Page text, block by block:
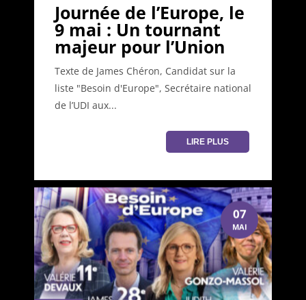
Journée de l’Europe, le
9 mai : Un tournant
majeur pour l’Union
Texte de James Chéron, Candidat sur la
liste "Besoin d'Europe", Secrétaire national
de l’UDI aux...
LIRE PLUS
07
MAI